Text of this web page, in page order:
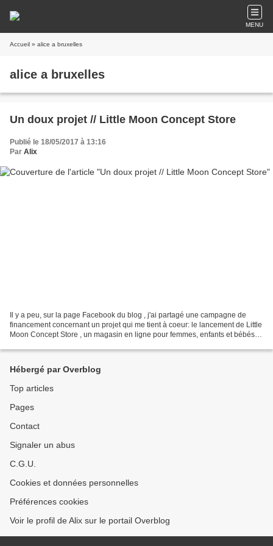
MENU
Accueil » alice a bruxelles
alice a bruxelles
Un doux projet // Little Moon Concept Store
Publié le 18/05/2017 à 13:16
Par Alix
Il y a peu, sur la page Facebook du blog , j'ai partagé une campagne de
financement concernant un projet qui me tient à coeur: le lancement de Little
Moon Concept Store , un magasin en ligne pour femmes, enfants et bébés.
Hébergé par Overblog
Top articles
Pages
Contact
Signaler un abus
C.G.U.
Cookies et données personnelles
Préférences cookies
Voir le profil de Alix sur le portail Overblog